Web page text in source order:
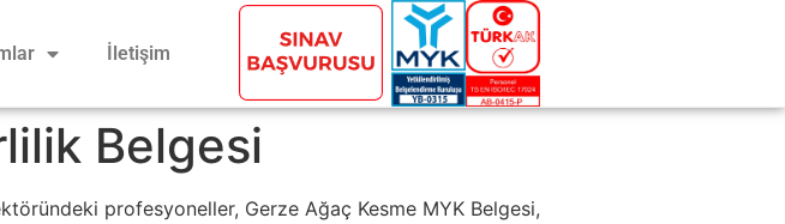
İletişim
Belgesi
profesyoneller, Gerze Ağaç Kesme MYK Belgesi,